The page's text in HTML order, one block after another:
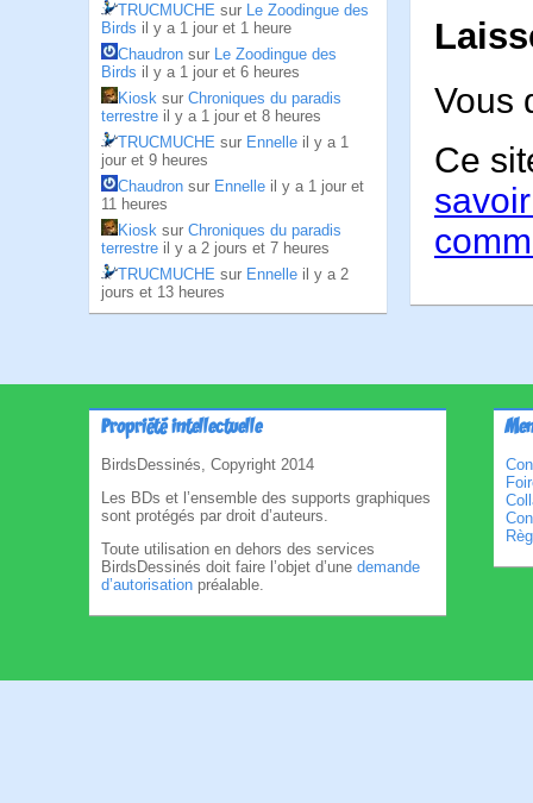
TRUCMUCHE sur Le Zoodingue des
Birds il y a 1 jour et 1 heure
Chaudron sur Le Zoodingue des
Birds il y a 1 jour et 6 heures
Kiosk sur Chroniques du paradis
terrestre il y a 1 jour et 8 heures
TRUCMUCHE sur Ennelle il y a 1
jour et 9 heures
Chaudron sur Ennelle il y a 1 jour et
11 heures
Kiosk sur Chroniques du paradis
terrestre il y a 2 jours et 7 heures
TRUCMUCHE sur Ennelle il y a 2
jours et 13 heures
Vous
Ce
Propriété intellectuelle
BirdsDessinés, Copyright 2014
Les BDs et l’ensemble des supports graphiques
sont protégés par droit d’auteurs.
Toute utilisation en dehors des services
BirdsDessinés doit faire l’objet d’une demande
d’autorisation préalable.